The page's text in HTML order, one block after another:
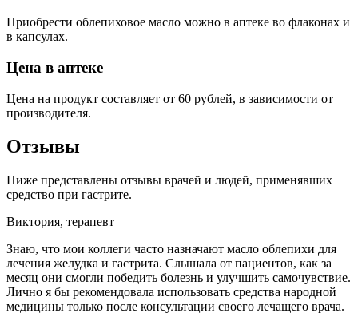
Приобрести облепиховое масло можно в аптеке во флаконах и
в капсулах.
Цена в аптеке
Цена на продукт составляет от 60 рублей, в зависимости от
производителя.
Отзывы
Ниже представлены отзывы врачей и людей, применявших
средство при гастрите.
Виктория, терапевт
Знаю, что мои коллеги часто назначают масло облепихи для
лечения желудка и гастрита. Слышала от пациентов, как за
месяц они смогли победить болезнь и улучшить самочувствие.
Лично я бы рекомендовала использовать средства народной
медицины только после консультации своего лечащего врача.